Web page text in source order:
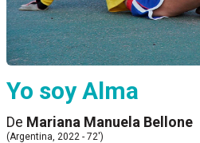
Yo soy Alma
De Mariana Manuela Bellone
(Argentina, 2022 - 72')